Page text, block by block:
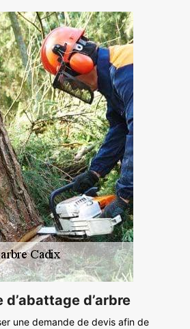
d’arbre
une demande de devis afin de